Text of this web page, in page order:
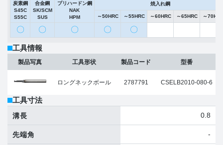
炭素鋼
S45C
S55C
合金鋼
SK/SCM
SUS
プリハードン鋼
NAK
HPM
焼入れ鋼
～50HRC ～55HRC ～60HRC ～65HRC ～
〇 〇 〇 〇 〇
工具情報
製品写真 工具形状
ロングネックボール
製品コード
2787791
型番
CSELB2010-080-6
工具寸法
溝長 0.8
先端角 -